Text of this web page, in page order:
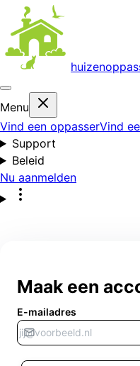
huizenoppas
Menu
Vind een oppasserVind
Support
Beleid
Nu aanmelden
Maak een
E-mailadres